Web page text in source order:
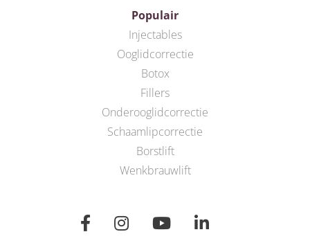
Populair
Injectables
Ooglidcorrectie
Botox
Fillers
Onderooglidcorrectie
Schaamlipcorrectie
Borstlift
Wenkbrauwlift